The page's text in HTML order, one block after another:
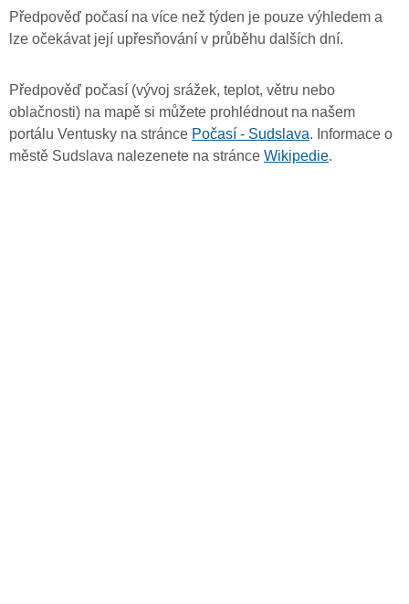
Předpověď počasí na více než týden je pouze výhledem a
lze očekávat její upřesňování v průběhu dalších dní.
Předpověď počasí (vývoj srážek, teplot, větru nebo
oblačnosti) na mapě si můžete prohlédnout na našem
portálu Ventusky na stránce Počasí - Sudslava. Informace o
městě Sudslava nalezenete na stránce Wikipedie.